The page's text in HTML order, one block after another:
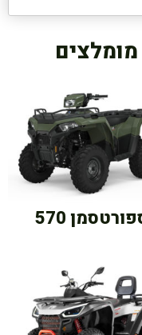
מומלצים
570